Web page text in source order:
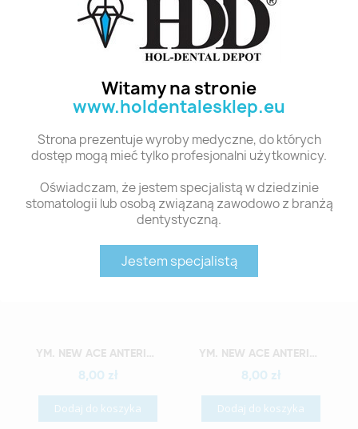
Witamy na stronie
www.holdentalesklep.eu
Strona prezentuje wyroby medyczne, do których
dostęp mogą mieć tylko profesjonalni użytkownicy.
Oświadczam, że jestem specjalistą w dziedzinie
stomatologii lub osobą związaną zawodowo z branżą
dentystyczną.
Jestem specjalistą
A1 T2 6
Polecane produkty z tej kategorii
Szybki podgląd YM. NEW ACE ANTERIOR - AKRYLOWE ZĘBY SZTUCZNE - A1-O2
8,00 zł
Dodaj do koszyka
Szybki podgląd YM. NEW ACE ANTERIOR - AKRYLOWE ZĘBY SZTUCZNE - A1-O3
8,00 zł
Dodaj do koszyka